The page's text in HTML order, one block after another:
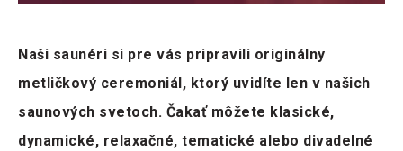
Naši saunéri si pre vás pripravili originálny
metličkový ceremoniál, ktorý uvidíte len v našich
saunových svetoch. Čakať môžete klasické,
dynamické, relaxačné, tematické alebo divadelné